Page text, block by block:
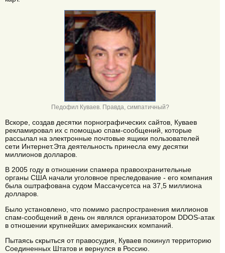
Педофил Куваев. Правда, симпатичный?
Вскоре, создав десятки порнографических сайтов, Куваев
рекламировал их с помощью спам-сообщений, которые
рассылал на электронные почтовые ящики пользователей
сети Интернет.Эта деятельность принесла ему десятки
миллионов долларов.
В 2005 году в отношении спамера правоохранительные
органы США начали уголовное преследование - его компания
была оштрафована судом Массачусетса на 37,5 миллиона
долларов.
Было установлено, что помимо распространения миллионов
спам-сообщений в день он являлся организатором DDOS-атак
в отношении крупнейших американских компаний.
Пытаясь скрыться от правосудия, Куваев покинул территорию
Соединенных Штатов и вернулся в Россию.